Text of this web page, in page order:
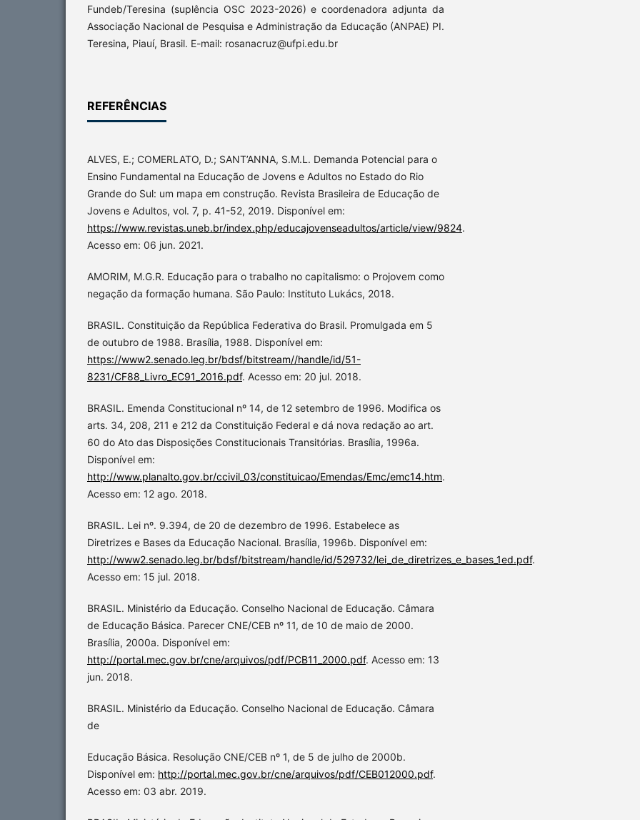
Fundeb/Teresina (suplência OSC 2023-2026) e coordenadora adjunta da
Associação Nacional de Pesquisa e Administração da Educação (ANPAE) PI.
Teresina, Piauí, Brasil. E-mail: rosanacruz@ufpi.edu.br
REFERÊNCIAS
ALVES, E.; COMERLATO, D.; SANT’ANNA, S.M.L. Demanda Potencial para o
Ensino Fundamental na Educação de Jovens e Adultos no Estado do Rio
Grande do Sul: um mapa em construção. Revista Brasileira de Educação de
Jovens e Adultos, vol. 7, p. 41-52, 2019. Disponível em:
https://www.revistas.uneb.br/index.php/educajovenseadultos/article/view/9824.
Acesso em: 06 jun. 2021.
AMORIM, M.G.R. Educação para o trabalho no capitalismo: o Projovem como
negação da formação humana. São Paulo: Instituto Lukács, 2018.
BRASIL. Constituição da República Federativa do Brasil. Promulgada em 5
de outubro de 1988. Brasília, 1988. Disponível em:
https://www2.senado.leg.br/bdsf/bitstream//handle/id/51-
8231/CF88_Livro_EC91_2016.pdf. Acesso em: 20 jul. 2018.
BRASIL. Emenda Constitucional nº 14, de 12 setembro de 1996. Modifica os
arts. 34, 208, 211 e 212 da Constituição Federal e dá nova redação ao art.
60 do Ato das Disposições Constitucionais Transitórias. Brasília, 1996a.
Disponível em:
http://www.planalto.gov.br/ccivil_03/constituicao/Emendas/Emc/emc14.htm.
Acesso em: 12 ago. 2018.
BRASIL. Lei nº. 9.394, de 20 de dezembro de 1996. Estabelece as
Diretrizes e Bases da Educação Nacional. Brasília, 1996b. Disponível em:
http://www2.senado.leg.br/bdsf/bitstream/handle/id/529732/lei_de_diretrizes_e_bases_1ed.pdf.
Acesso em: 15 jul. 2018.
BRASIL. Ministério da Educação. Conselho Nacional de Educação. Câmara
de Educação Básica. Parecer CNE/CEB nº 11, de 10 de maio de 2000.
Brasília, 2000a. Disponível em:
http://portal.mec.gov.br/cne/arquivos/pdf/PCB11_2000.pdf. Acesso em: 13
jun. 2018.
BRASIL. Ministério da Educação. Conselho Nacional de Educação. Câmara
de
Educação Básica. Resolução CNE/CEB nº 1, de 5 de julho de 2000b.
Disponível em: http://portal.mec.gov.br/cne/arquivos/pdf/CEB012000.pdf.
Acesso em: 03 abr. 2019.